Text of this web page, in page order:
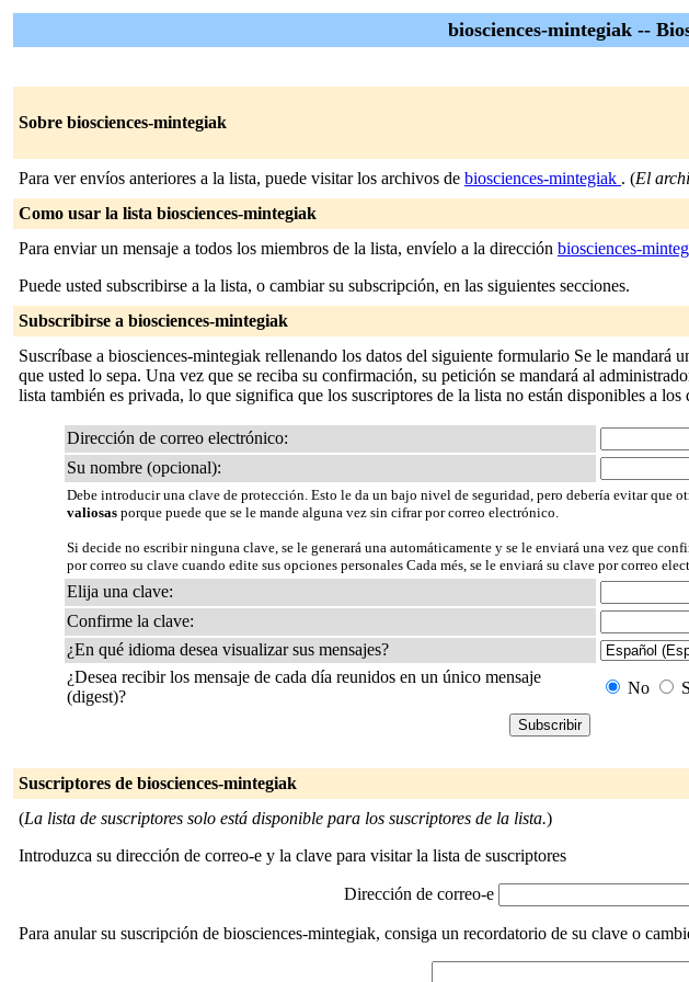
biosciences-mintegiak --
Sobre biosciences-mintegiak
Para ver envíos anteriores a la lista, puede visitar los archivos de biosciences-mintegiak . (El
Como usar la lista biosciences-mintegiak
Para enviar un mensaje a todos los miembros de la lista, envíelo a la dirección biosciences-
Puede usted subscribirse a la lista, o cambiar su subscripción, en las siguientes secciones.
Subscribirse a biosciences-mintegiak
Suscríbase a biosciences-mintegiak rellenando los datos del siguiente formulario Se le
que usted lo sepa. Una vez que se reciba su confirmación, su petición se mandará al
lista también es privada, lo que significa que los suscriptores de la lista no están disponibles a los
Dirección de correo electrónico:
Su nombre (opcional):
Debe introducir una clave de protección. Esto le da un bajo nivel de seguridad, pero debería evitar que
valiosas porque puede que se le mande alguna vez sin cifrar por correo electrónico.
Si decide no escribir ninguna clave, se le generará una automáticamente y se le enviará una vez que
por correo su clave cuando edite sus opciones personales Cada més, se le enviará su clave por correo
Elija una clave:
Confirme la clave:
¿En qué idioma desea visualizar sus mensajes?
¿Desea recibir los mensaje de cada día reunidos en un único mensaje
(digest)?
No
Suscriptores de biosciences-mintegiak
(La lista de suscriptores solo está disponible para los suscriptores de la lista.)
Introduzca su dirección de correo-e y la clave para visitar la lista de suscriptores
Dirección de correo-e
Para anular su suscripción de biosciences-mintegiak, consiga un recordatorio de su clave o